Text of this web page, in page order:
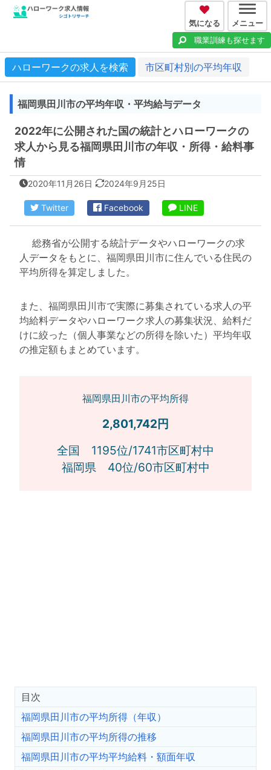
気になる メニュー
職業訓練も探せます
ハローワークの求人を検索 市区町村別の平均年収
福岡県田川市の平均年収・平均給与データ
2022年に公開された国の統計とハローワークの
求人から見る福岡県田川市の年収・所得・給料事
情
2020年11月26日 2024年9月25日
Twitter Facebook LINE
総務省が公開する統計データやハローワークの求
人データをもとに、福岡県田川市に住んでいる住民の
平均所得を算定しました。
また、福岡県田川市で実際に募集されている求人の平
均給料データやハローワーク求人の募集状況、給料だ
けに絞った（個人事業などの所得を除いた）平均年収
の推定額もまとめています。
福岡県田川市の平均所得
2,801,742円
全国 1195位/1741市区町村中
福岡県 40位/60市区町村中
目次
福岡県田川市の平均所得（年収）
福岡県田川市の平均所得の推移
福岡県田川市の平均平均給料・額面年収